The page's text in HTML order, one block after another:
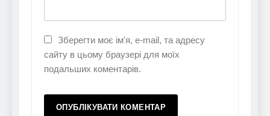
Зберегти моє ім'я, e-mail, та адресу
сайту в цьому браузері для моїх
подальших коментарів.